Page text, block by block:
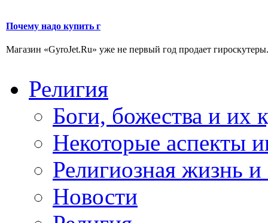
Почему надо купить г
Магазин «GyroJet.Ru» уже не первый год продает
Религия
Боги, божества и их
Некоторые аспекты
Религиозная жизнь
Новости